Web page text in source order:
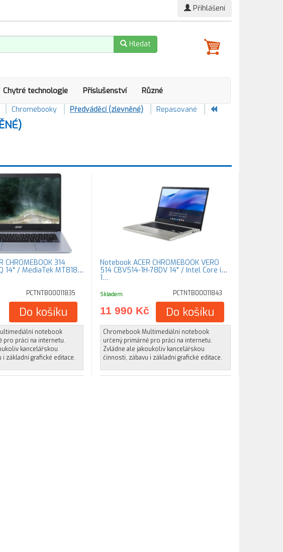
Přihlášení
Hledat
Chytré technologie Příslušenství Různé
Chromebooky Předváděcí (zlevněné) Repasované
CHROMEBOOK 314
14" / MediaTek MT8183
PCTNTB00011835
Do košíku
notebook
pro práci na internetu.
kancelářskou
i základní grafické editace.
Notebook ACER CHROMEBOOK VERO
514 CBV514-1H-78DV 14" / Intel Core i7-
1…
Skladem PCTNTB00011843
11 990 Kč Do košíku
Chromebook Multimediální notebook
určený primárně pro práci na internetu.
Zvládne ale jakoukoliv kancelářskou
činnosti, zábavu i základní grafické editace.